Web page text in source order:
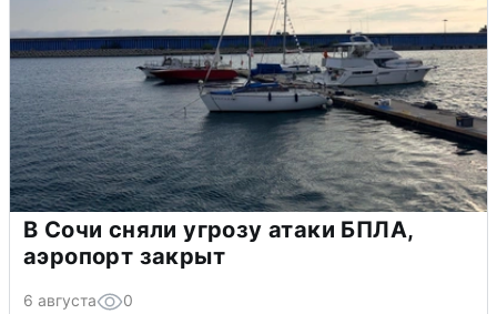
В Сочи сняли угрозу атаки БПЛА,
аэропорт закрыт
6 августа 0